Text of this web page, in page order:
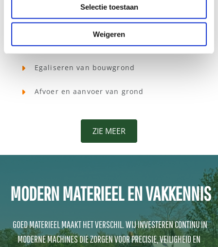
Selectie toestaan
Weigeren
Uitgraven van bouwputten
Aanleggen en ophogen van terreinen
Egaliseren van bouwgrond
Afvoer en aanvoer van grond
ZIE MEER
MODERN MATERIEEL EN VAKKENNIS
GOED MATERIEEL MAAKT HET VERSCHIL. WIJ INVESTEREN CONTINU IN
MODERNE MACHINES DIE ZORGEN VOOR PRECISIE, VEILIGHEID EN